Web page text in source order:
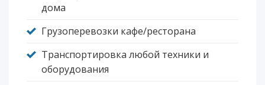
дома
Грузоперевозки кафе/ресторана
Транспортировка любой техники и
оборудования